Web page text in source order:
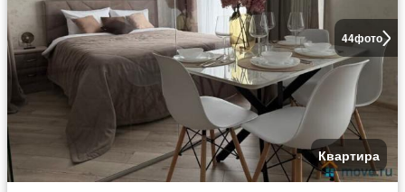
44фото
Квартира